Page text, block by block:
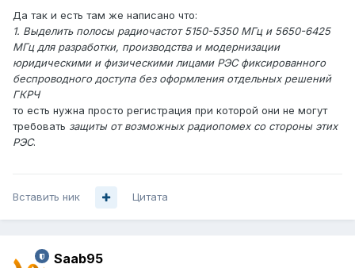
Да так и есть там же написано что:
1. Выделить полосы радиочастот 5150-5350 МГц и 5650-6425
МГц для разработки, производства и модернизации
юридическими и физическими лицами РЭС фиксированного
беспроводного доступа без оформления отдельных решений
ГКРЧ
то есть нужна просто регистрация при которой они не могут
требовать защиты от возможных радиопомех со стороны этих
РЭС.
Вставить ник Цитата
Saab95